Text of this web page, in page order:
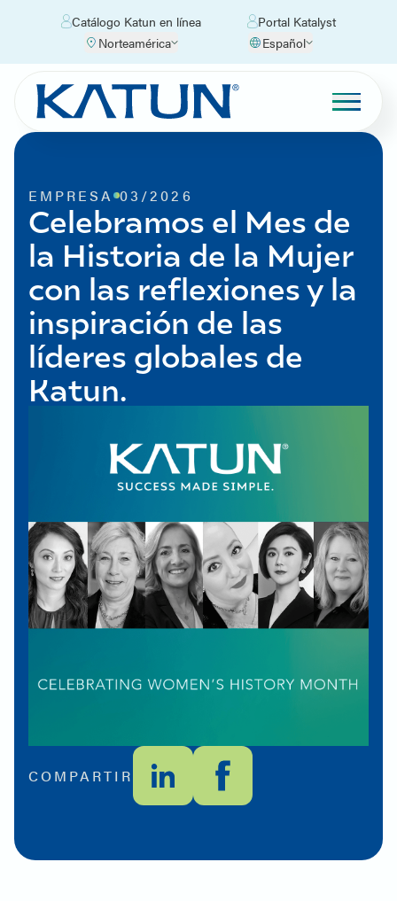
Catálogo Katun en línea
Portal Katalyst
Norteamérica
Español
EMPRESA 03/2026
Celebramos el Mes de
la Historia de la Mujer
con las reflexiones y la
inspiración de las
líderes globales de
Katun.
COMPARTIR